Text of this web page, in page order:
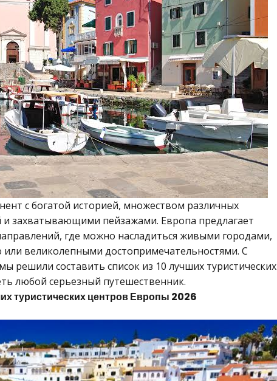
с богатой историей, множеством различных
и захватывающими пейзажами. Европа предлагает
где можно насладиться живыми городами,
или великолепными достопримечательностями. С
решили составить список из 10 лучших туристических
любой серьезный путешественник.
туристических центров Европы 2026